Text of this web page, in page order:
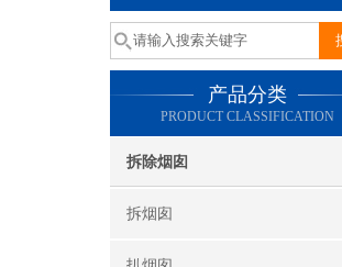
产品分类
PRODUCT CLASSIFICATION
拆除烟囱
拆烟囱